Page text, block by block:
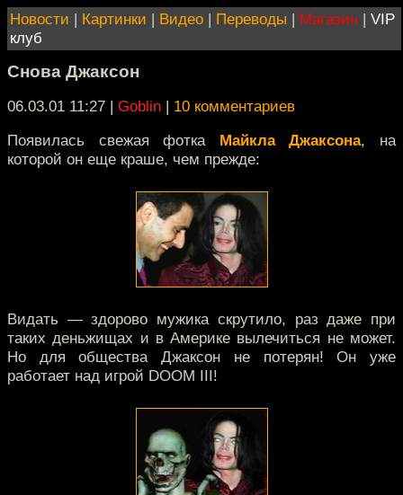
Новости | Картинки | Видео | Переводы | Магазин | VIP
клуб
Снова Джаксон
06.03.01 11:27 | Goblin | 10 комментариев
Появилась свежая фотка Майкла Джаксона, на
которой он еще краше, чем прежде:
Видать — здорово мужика скрутило, раз даже при
таких деньжищах и в Америке вылечиться не может.
Но для общества Джаксон не потерян! Он уже
работает над игрой DOOM III!